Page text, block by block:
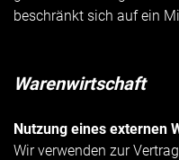
beschränkt sich auf ein
Warenwirtschaft
Nutzung eines externen
Wir verwenden zur